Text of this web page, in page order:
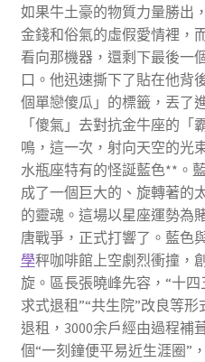
如果牛土豪的物質力量勝出
金錢和俗氣的虛假愛情裡，
看向那機器，還剩下最後一
口。他迅速撕下了貼在他背
個單戀傻瓜」的標籤，丟了
「傻氣」去對抗金牛座的「
鳴，這一次，射向天空的光
水瓶座特有的怪誕藍色**。
成了一個巨大的、旋轉著的
的靈魂。這場以星座運勢為
唐戰爭，正式打響了。藍色
學秤咖啡館上空劇烈衝撞，
旋。區長張曉峰先容，“十
求式退租”“共生院”改良等
退租，3000余戶經由過程補
個“一刻鐘便平易近生涯圈”